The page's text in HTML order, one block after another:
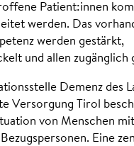
Patient:innen
werden. Das
werden gestärkt,
und allen zugänglich
Demenz des
Versorgung Tirol
von Menschen
Eine